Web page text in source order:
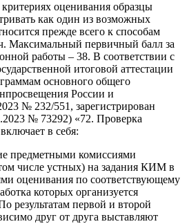
оценивания образцы
как один из возможных
прежде всего к способам
Максимальный первичный балл за
работы – 38. В соответствии с
итоговой аттестации
основного общего
России и
№ 232/551, зарегистрирован
№ 73292) «72. Проверка
в себя:
предметными комиссиями
числе устных) на задания КИМ в
оценивания по соответствующему
которых организуется
результатам первой и второй
друг от друга выставляют